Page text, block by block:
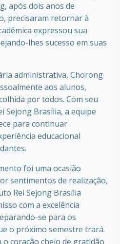
após dois anos de
precisaram retornar à
expressou sua
lhes sucesso em suas
administrativa, Chorong
aos alunos,
por todos. Com seu
Sejong Brasília, a equipe
para continuar
educacional
foi uma ocasião
sentimentos de realização,
Rei Sejong Brasília
com a excelência
se para os
o próximo semestre trará.
coração cheio de gratidão